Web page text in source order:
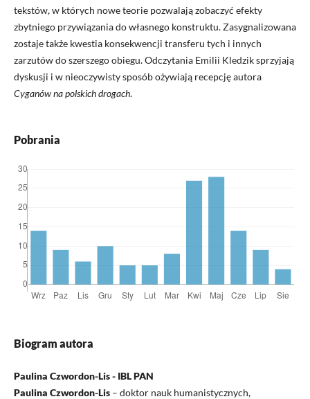
tekstów, w których nowe teorie pozwalają zobaczyć efekty
zbytniego przywiązania do własnego konstruktu. Zasygnalizowana
zostaje także kwestia konsekwencji transferu tych i innych
zarzutów do szerszego obiegu. Odczytania Emilii Kledzik sprzyjają
dyskusji i w nieoczywisty sposób ożywiają recepcję autora
Cyganów na polskich drogach.
Pobrania
Biogram autora
Paulina Czwordon-Lis - IBL PAN
Paulina Czwordon-Lis– doktor nauk humanistycznych,